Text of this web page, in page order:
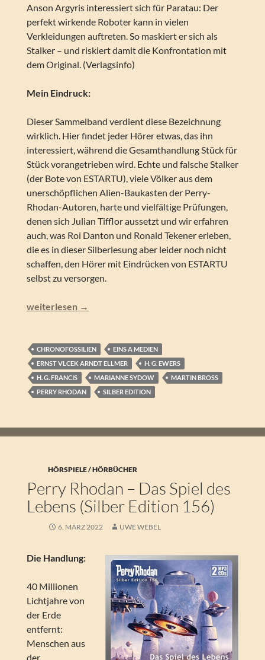
Anson Argyris interessiert sich für Paratau: Der
perfekt wirkende Roboter kann in vielen
Verkleidungen auftreten. So maskiert er sich als
Stalker – und riskiert damit die Konfrontation mit
dem Original. (Verlagsinfo)
Mein Eindruck:
Dieser Sammelband verdient diese Bezeichnung
wirklich. Hier findet jeder Hörer etwas, das ihn
interessiert, während die Gesamthandlung Stück für
Stück vorangetrieben wird. Echte und falsche Stalker
(der Bote von ESTARTU), viele Völker aus dem
unerschöpflichen Alien-Baukasten der Perry-
Rhodan-Autoren, harte und vielfältige Prüfungen,
denen sich Julian Tifflor aussetzt und wir erfahren
auch, was Roi Danton und Ronald Tekener erleben,
die es in dieser Silberlesung aber leider noch nicht
schaffen, den Hörer mit Eindrücken von ESTARTU
selbst zu versorgen.
Perry Rhodan – Stalker gegen Stalker (Silber Edition 157)
weiterlesen →
CHRONOFOSSILIEN
EINS A MEDIEN
ERNST VLCEK ARNDT ELLMER
H. G. EWERS
H. G. FRANCIS
MARIANNE SYDOW
MARTIN BROSS
PERRY RHODAN
SILBER EDITION
HÖRSPIELE / HÖRBÜCHER
Perry Rhodan – Das Spiel des
Lebens (Silber Edition 156)
6. MÄRZ 2022 UWE WEBEL
Die Handlung:
40 Millionen
Lichtjahre von
der Erde
entfernt:
Menschen aus
der